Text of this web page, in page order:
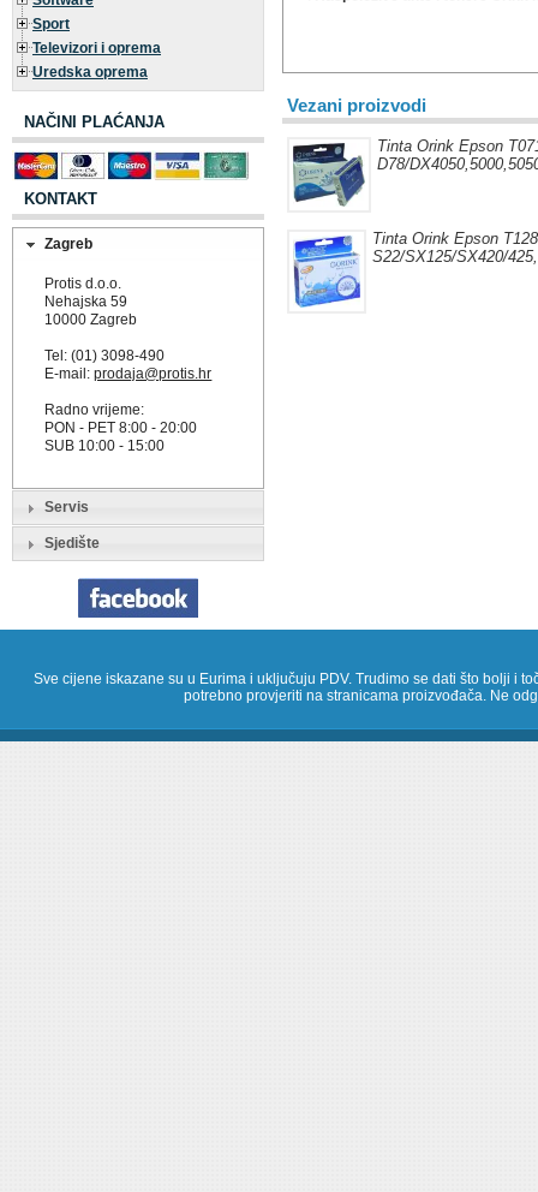
Sport
Televizori i oprema
Uredska oprema
NAČINI PLAĆANJA
KONTAKT
Zagreb
Protis d.o.o.
Nehajska 59
10000 Zagreb
Tel: (01) 3098-490
E-mail:prodaja@protis.hr
Radno vrijeme:
PON - PET 8:00 - 20:00
SUB 10:00 - 15:00
Servis
Sjedište
Vezani proizvodi
Tinta Orink Epson
D78/
Tinta Orink Epson
S22/SX125/SX420/
Sve cijene iskazane su u Eurima i uključuju PDV. Trudimo se dati što bolji i
potrebno provjeriti na stranicama proizvođača. Ne